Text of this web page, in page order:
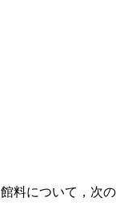
館料について，